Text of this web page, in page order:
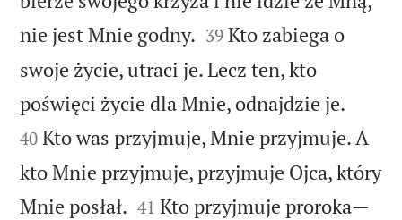
nie jest Mnie godny. 

39 Kto zabiega o
swoje życie, utraci je. Lecz ten, kto
poświęci życie dla Mnie, odnajdzie je.
40 Kto was przyjmuje, Mnie przyjmuje. A
kto Mnie przyjmuje, przyjmuje Ojca, który
Mnie posłał. 

41 Kto przyjmuje proroka—